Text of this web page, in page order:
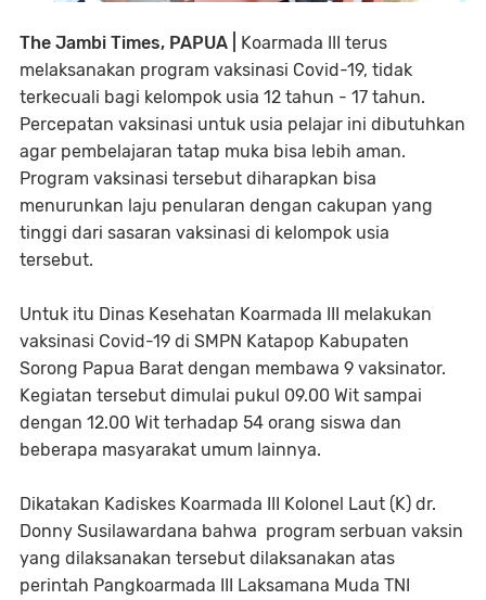
The Jambi Times, PAPUA |
Koarmada III terus
melaksanakan program vaksinasi Covid-19, tidak
terkecuali bagi kelompok usia 12 tahun - 17 tahun.
Percepatan vaksinasi untuk usia pelajar ini dibutuhkan
agar pembelajaran tatap muka bisa lebih aman.
Program vaksinasi tersebut diharapkan bisa
menurunkan laju penularan dengan cakupan yang
tinggi dari sasaran vaksinasi di kelompok usia
tersebut.
Untuk itu Dinas Kesehatan Koarmada III melakukan
vaksinasi Covid-19 di SMPN Katapop Kabupaten
Sorong Papua Barat dengan membawa 9 vaksinator.
Kegiatan tersebut dimulai pukul 09.00 Wit sampai
dengan 12.00 Wit terhadap 54 orang siswa dan
beberapa masyarakat umum lainnya.
Dikatakan Kadiskes Koarmada III Kolonel Laut (K) dr.
Donny Susilawardana bahwa program serbuan vaksin
yang dilaksanakan tersebut dilaksanakan atas
perintah Pangkoarmada III Laksamana Muda TNI